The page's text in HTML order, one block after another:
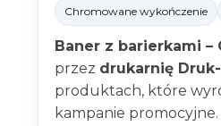
Chromowane wykończenie
Baner z barierkami –
przez drukarnię
produktach, które
kampanie